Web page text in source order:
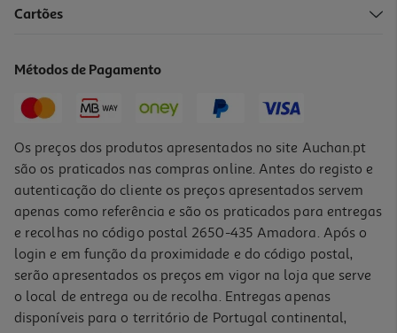
Cartões
Métodos de Pagamento
Os preços dos produtos apresentados no site Auchan.pt
são os praticados nas compras online. Antes do registo e
autenticação do cliente os preços apresentados servem
apenas como referência e são os praticados para entregas
e recolhas no código postal 2650-435 Amadora. Após o
login e em função da proximidade e do código postal,
serão apresentados os preços em vigor na loja que serve
o local de entrega ou de recolha. Entregas apenas
disponíveis para o território de Portugal continental,